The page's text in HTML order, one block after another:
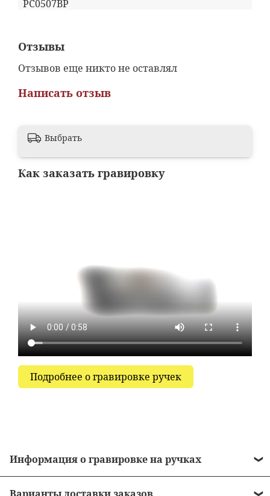
PC0507BP
Отзывы
Отзывов еще никто не оставлял
Написать отзыв
Выбрать
Как заказать гравировку
Подробнее о гравировке ручек
Информация о гравировке на ручках